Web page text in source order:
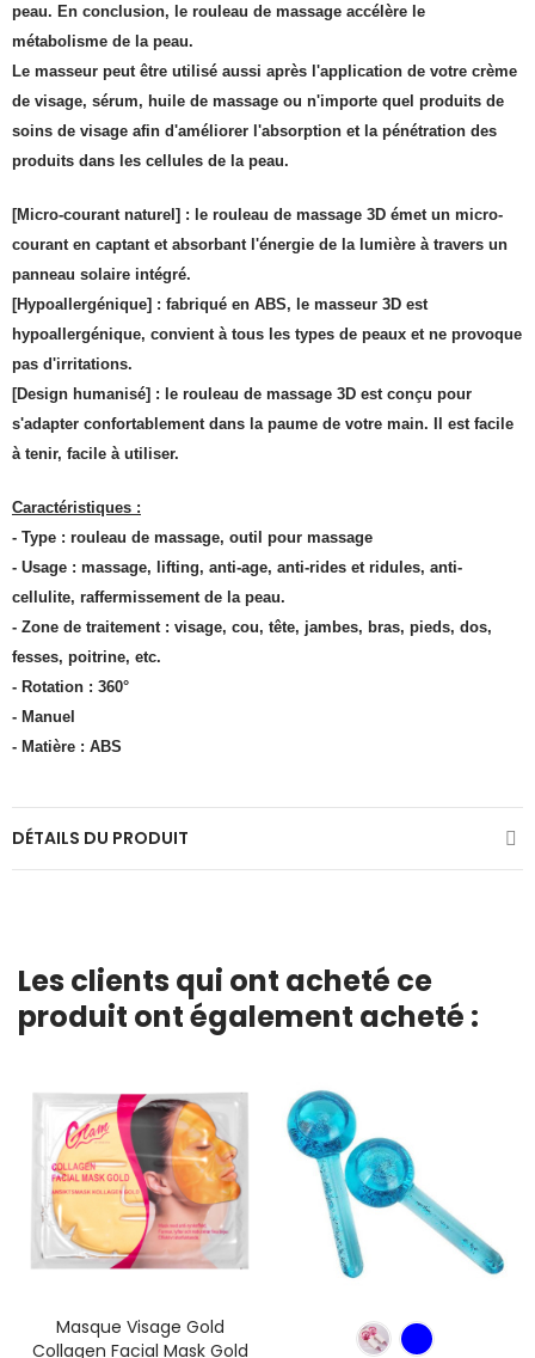
peau. En conclusion, le rouleau de massage accélère le
métabolisme de la peau.
Le masseur peut être utilisé aussi après l'application de votre crème
de visage, sérum, huile de massage ou n'importe quel produits de
soins de visage afin d'améliorer l'absorption et la pénétration des
produits dans les cellules de la peau.
[Micro-courant naturel] : le rouleau de massage 3D émet un micro-
courant en captant et absorbant l'énergie de la lumière à travers un
panneau solaire intégré.
[Hypoallergénique] : fabriqué en ABS, le masseur 3D est
hypoallergénique, convient à tous les types de peaux et ne provoque
pas d'irritations.
[Design humanisé] : le rouleau de massage 3D est conçu pour
s'adapter confortablement dans la paume de votre main. Il est facile
à tenir, facile à utiliser.
Caractéristiques :
- Type : rouleau de massage, outil pour massage
- Usage : massage, lifting, anti-age, anti-rides et ridules, anti-
cellulite, raffermissement de la peau.
- Zone de traitement : visage, cou, tête, jambes, bras, pieds, dos,
fesses, poitrine, etc.
- Rotation : 360°
- Manuel
- Matière : ABS
DÉTAILS DU PRODUIT
Les clients qui ont acheté ce
produit ont également acheté :
Masque Visage Gold
Collagen Facial Mask Gold